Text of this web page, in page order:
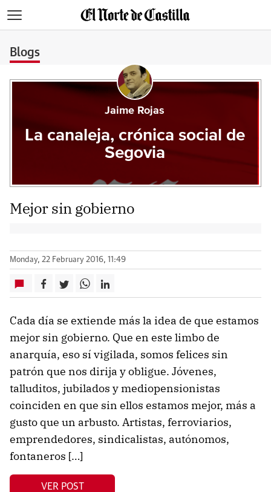
Blogs
Jaime Rojas
La canaleja, crónica social de
Segovia
Mejor sin gobierno
Monday, 22 February 2016, 11:49
Cada día se extiende más la idea de que estamos
mejor sin gobierno. Que en este limbo de
anarquía, eso sí vigilada, somos felices sin
patrón que nos dirija y obligue. Jóvenes,
talluditos, jubilados y mediopensionistas
coinciden en que sin ellos estamos mejor, más a
gusto que un arbusto. Artistas, ferroviarios,
emprendedores, sindicalistas, autónomos,
fontaneros […]
VER POST